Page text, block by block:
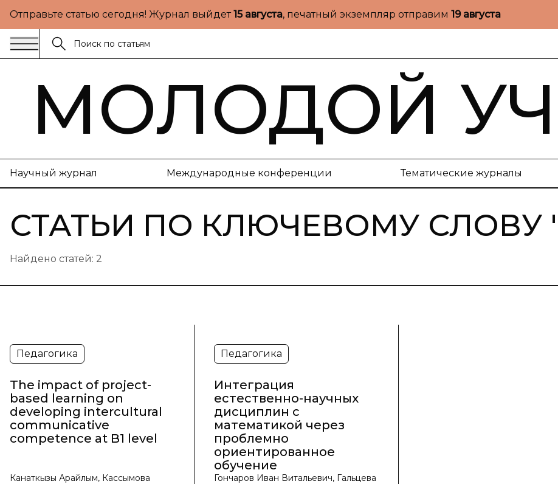
Отправьте статью сегодня! Журнал выйдет15 августа, печатный экземпляр отправим 19 августа
МОЛОДОЙ
Научный журнал Международные конференции Тематические журналы
СТАТЬИ ПО КЛЮЧЕВОМУ СЛОВУ
Найдено статей: 2
Педагогика
The impact of project-
based learning on
developing intercultural
communicative
competence at B1 level
Канаткызы Арайлым, Кассымова
Педагогика
Интеграция
естественно-научных
дисциплин с
математикой через
проблемно
ориентированное
обучение
Гончаров Иван Витальевич, Гальцева